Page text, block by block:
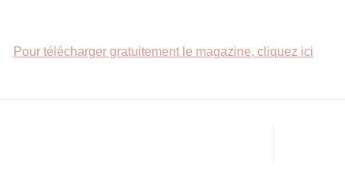
Pour télécharger gratuitement le magazine, cliquez ici